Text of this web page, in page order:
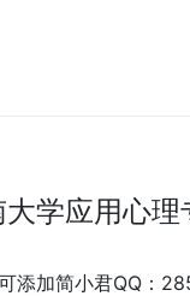
学应用心理
添加简小君QQ：